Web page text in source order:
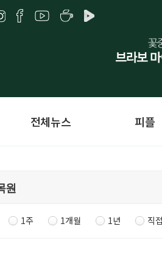
전체뉴스 피플
1주 1개월 1년 직